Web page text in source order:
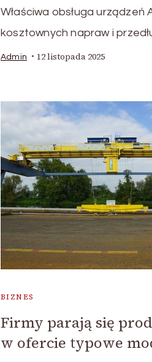
Właściwa obsługa
kosztownych napraw i
Admin 12 listopada 2025
BIZNES
Firmy parają się
w ofercie typowe